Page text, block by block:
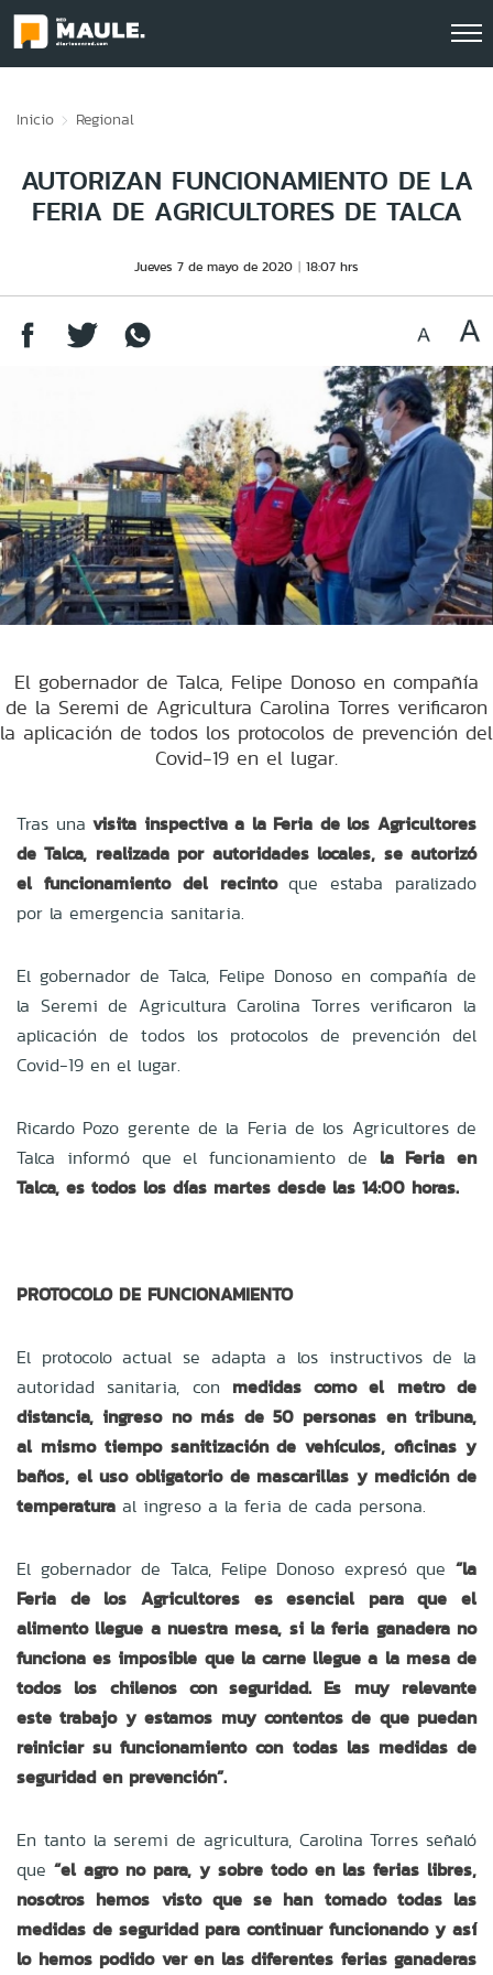
Inicio Regional
AUTORIZAN FUNCIONAMIENTO DE LA
FERIA DE AGRICULTORES DE TALCA
Jueves 7 de mayo de 2020 18:07 hrs
El gobernador de Talca, Felipe Donoso en compañía
de la Seremi de Agricultura Carolina Torres verificaron
la aplicación de todos los protocolos de prevención del
Covid-19 en el lugar.
Tras unavisita inspectiva a la Feria de los Agricultores
de Talca, realizada por autoridades locales, se autorizó
el funcionamiento del recintoque estaba paralizado
por la emergencia sanitaria.
El gobernador de Talca, Felipe Donoso en compañía de
la Seremi de Agricultura Carolina Torres verificaron la
aplicación de todos los protocolos de prevención del
Covid-19 en el lugar.
Ricardo Pozo gerente de la Feria de los Agricultores de
Talca informó que el funcionamiento de la Feria en
Talca, es todos los días martes desde las 14:00 horas.
PROTOCOLO DE FUNCIONAMIENTO
El protocolo actual se adapta a los instructivos de la
autoridad sanitaria, con medidas como el metro de
distancia, ingreso no más de 50 personas en tribuna,
al mismo tiempo sanitización de vehículos, oficinas y
baños, el uso obligatorio de mascarillas y medición de
temperatura al ingreso a la feria de cada persona.
El gobernador de Talca, Felipe Donoso expresó que “la
Feria de los Agricultores es esencial para que el
alimento llegue a nuestra mesa, si la feria ganadera no
funciona es imposible que la carne llegue a la mesa de
todos los chilenos con seguridad. Es muy relevante
este trabajo y estamos muy contentos de que puedan
reiniciar su funcionamiento con todas las medidas de
seguridad en prevención”.
En tanto la seremi de agricultura, Carolina Torres señaló
que “el agro no para, y sobre todo en las ferias libres,
nosotros hemos visto que se han tomado todas las
medidas de seguridad para continuar funcionando y así
lo hemos podido ver en las diferentes ferias ganaderas